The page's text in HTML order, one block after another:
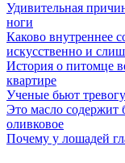
Удивительная
ноги
Каково внутреннее
искусственно и
История о питомце
квартире
Ученые бьют
Это масло содержит
оливковое
Почему у лошадей